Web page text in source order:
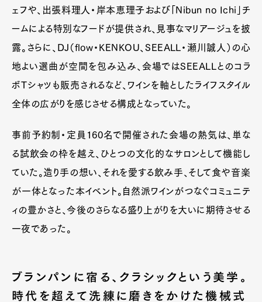
ェフや、出張料理人・岸本恵理子および「Nibun no Ichi」チ
ームによる特別なフードが提供され、見事なマリアージュを披
露。さらに、DJ（flow・KENKOU、SEEALL・瀬川誠人）の心
地よい選曲が空間を包み込み、会場ではSEEALLとのコラ
ボTシャツも販売されるなど、ワインを軸としたライフスタイル
全体の広がりを感じさせる構成となっていた。
事前予約制・定員160名で開催された会場の熱気は、単な
る試飲会の枠を越え、ひとつの文化的なサロンとして機能し
ていた。造り手の想い、それを愛する飲み手、そして食や音楽
が一体となった本イベント。自然派ワインがつなぐコミュニテ
ィの豊かさと、今後のさらなる盛り上がりを大いに期待させる
一夜であった。
ブランパンに宿る、クラシックという美学。
時代を超えて洗練に磨きをかけた機械式